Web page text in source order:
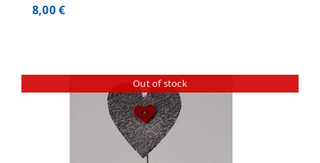
8,00€
Out of stock